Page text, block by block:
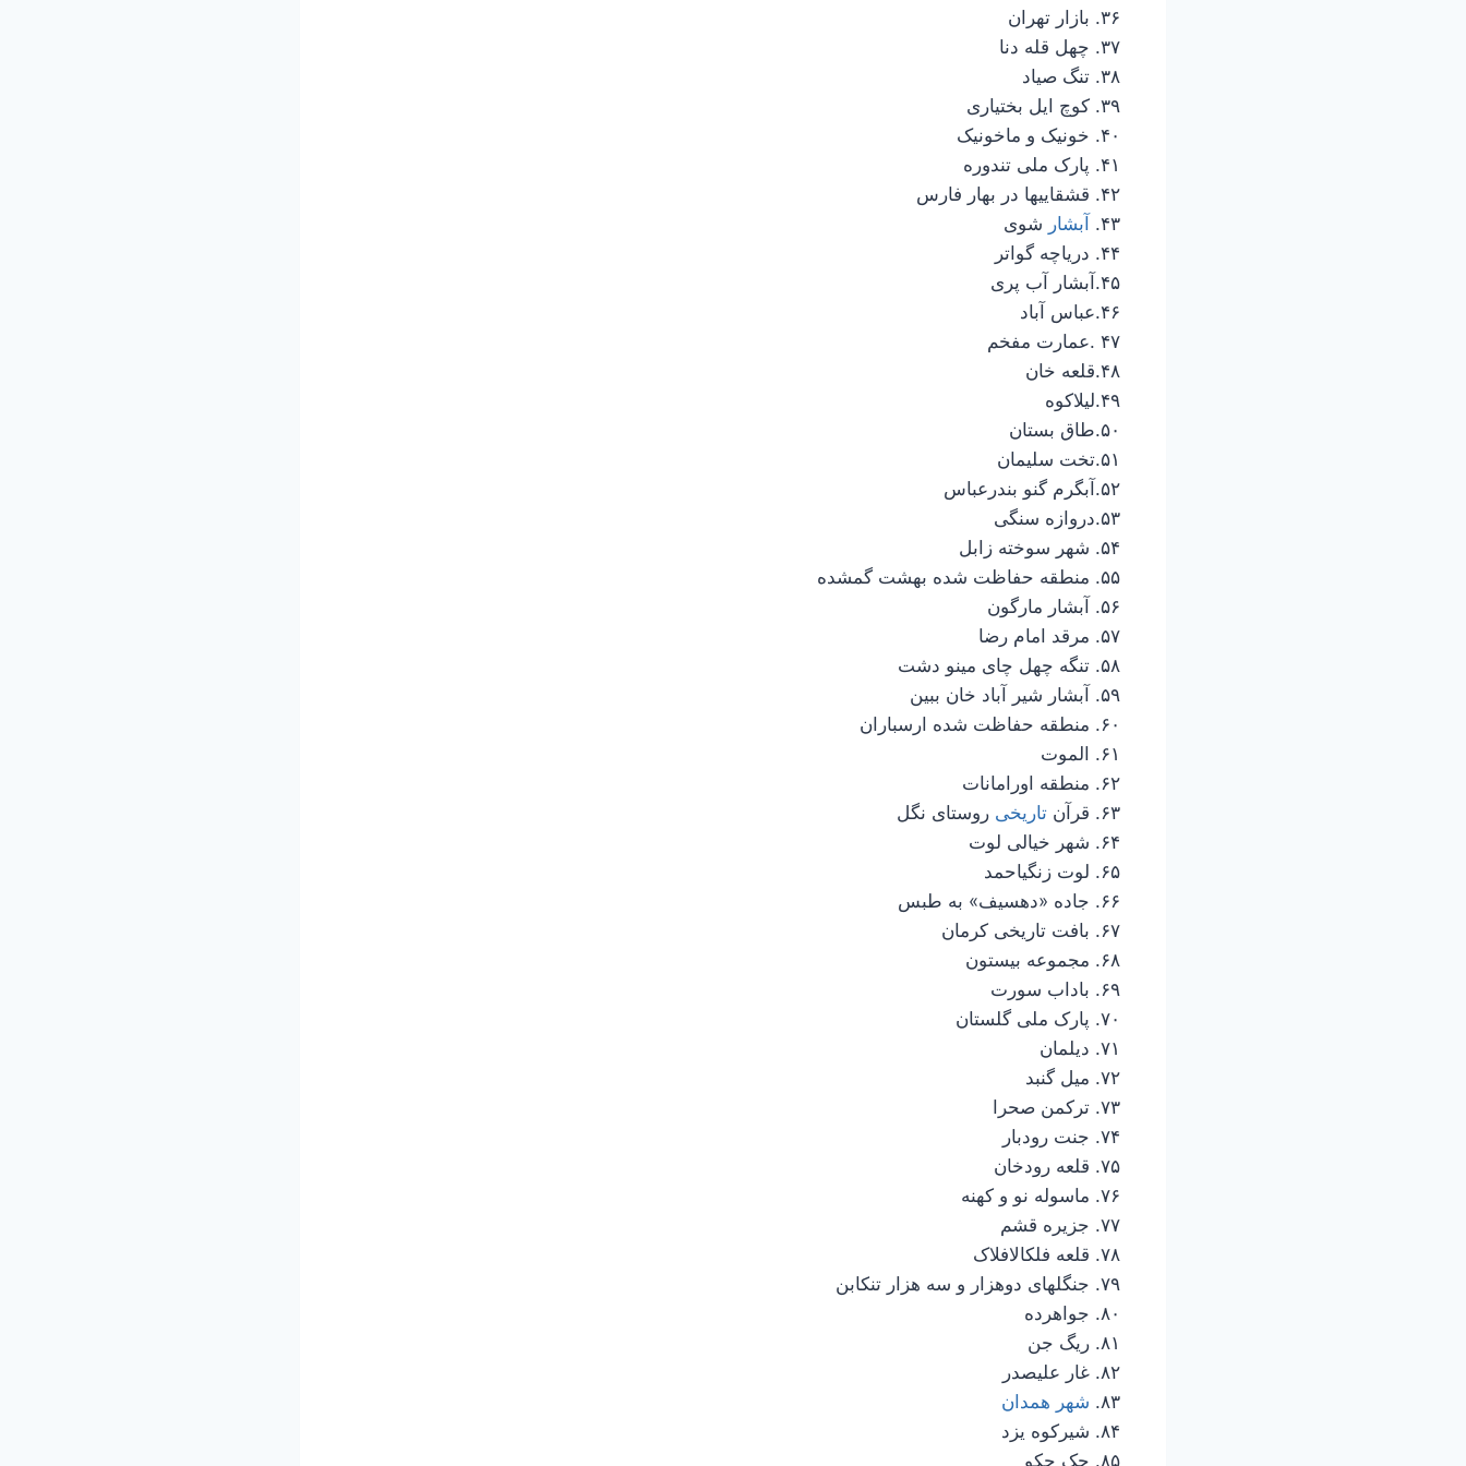
۳۶. بازار تهران
۳۷. چهل قله دنا
۳۸. تنگ صیاد
۳۹. کوچ ایل بختیاری
۴۰. خونیک و ماخونیک
۴۱. پارک ملی تندوره
۴۲. قشقاییها در بهار فارس
۴۳. آبشار شوی
۴۴. دریاچه گواتر
۴۵.آبشار آب پری
۴۶.عباس آباد
۴۷ .عمارت مفخم
۴۸.قلعه خان
۴۹.لیلاکوه
۵۰.طاق بستان
۵۱.تخت سلیمان
۵۲.آبگرم گنو بندرعباس
۵۳.دروازه سنگی
۵۴. شهر سوخته زابل
۵۵. منطقه حفاظت شده بهشت گمشده
۵۶. آبشار مارگون
۵۷. مرقد امام رضا
۵۸. تنگه چهل چای مینو دشت
۵۹. آبشار شیر آباد خان ببین
۶۰. منطقه حفاظت شده ارسباران
۶۱. الموت
۶۲. منطقه اورامانات
۶۳. قرآن
تاریخی روستای نگل
۶۴. شهر خیالی لوت
۶۵. لوت زنگیاحمد
۶۶. جاده «دهسیف» به طبس
۶۷. بافت تاریخی کرمان
۶۸. مجموعه بیستون
۶۹. باداب سورت
۷۰. پارک ملی گلستان
۷۱. دیلمان
۷۲. میل گنبد
۷۳. ترکمن صحرا
۷۴. جنت رودبار
۷۵. قلعه رودخان
۷۶. ماسوله نو و کهنه
۷۷. جزیره قشم
۷۸. قلعه فلکالافلاک
۷۹. جنگلهای دوهزار و سه هزار تنکابن
۸۰. جواهرده
۸۱. ریگ جن
۸۲. غار علیصدر
۸۳. شهر همدان
۸۴. شیرکوه یزد
۸۵. چک چکو